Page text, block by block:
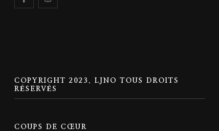
COPYRIGHT 2023. LJNO TOUS DROITS
RÉSERVÉS
COUPS DE CŒUR